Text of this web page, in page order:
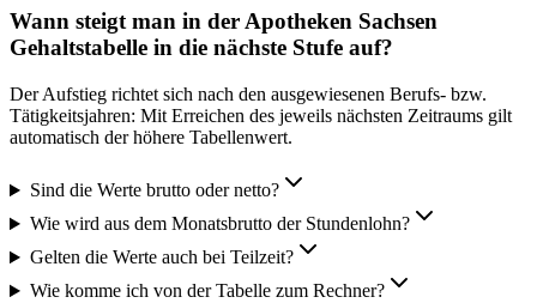
Wann steigt man in der Apotheken Sachsen
Gehaltstabelle in die nächste Stufe auf?
Der Aufstieg richtet sich nach den ausgewiesenen Berufs- bzw.
Tätigkeitsjahren: Mit Erreichen des jeweils nächsten Zeitraums gilt
automatisch der höhere Tabellenwert.
Sind die Werte brutto oder netto?
Wie wird aus dem Monatsbrutto der Stundenlohn?
Gelten die Werte auch bei Teilzeit?
Wie komme ich von der Tabelle zum Rechner?